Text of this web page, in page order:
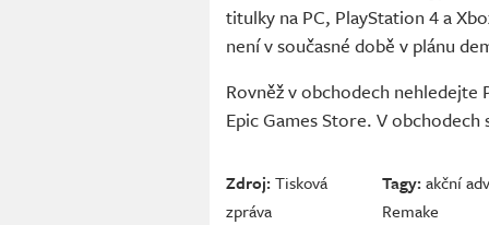
titulky na PC, PlayStation 4 a
není v současné době v plánu
Rovněž v obchodech nehledejte
Epic Games Store. V
Zdroj:Tisková
zpráva
Tagy:akční
Remake